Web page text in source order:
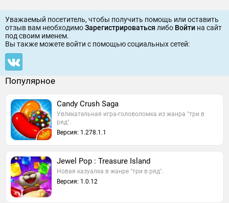
Уважаемый посетитель, чтобы получить помощь или оставить
отзыв вам необходимоЗарегистрироваться либо Войти на сайт
под своим именем.
Вы также можете войти c помощью социальных сетей:
Популярное
Candy Crush Saga
Увлекательная игра-головоломка из жанра "три в
ряд".
Версия: 1.278.1.1
Jewel Pop : Treasure Island
Новая казуалка в жанре "три в ряд".
Версия: 1.0.12